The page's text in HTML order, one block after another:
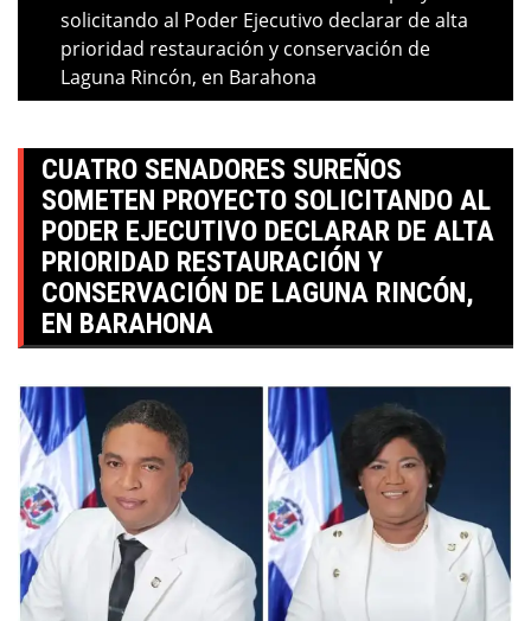
solicitando al Poder Ejecutivo declarar de alta
prioridad restauración y conservación de
Laguna Rincón, en Barahona
CUATRO SENADORES SUREÑOS
SOMETEN PROYECTO SOLICITANDO AL
PODER EJECUTIVO DECLARAR DE ALTA
PRIORIDAD RESTAURACIÓN Y
CONSERVACIÓN DE LAGUNA RINCÓN,
EN BARAHONA